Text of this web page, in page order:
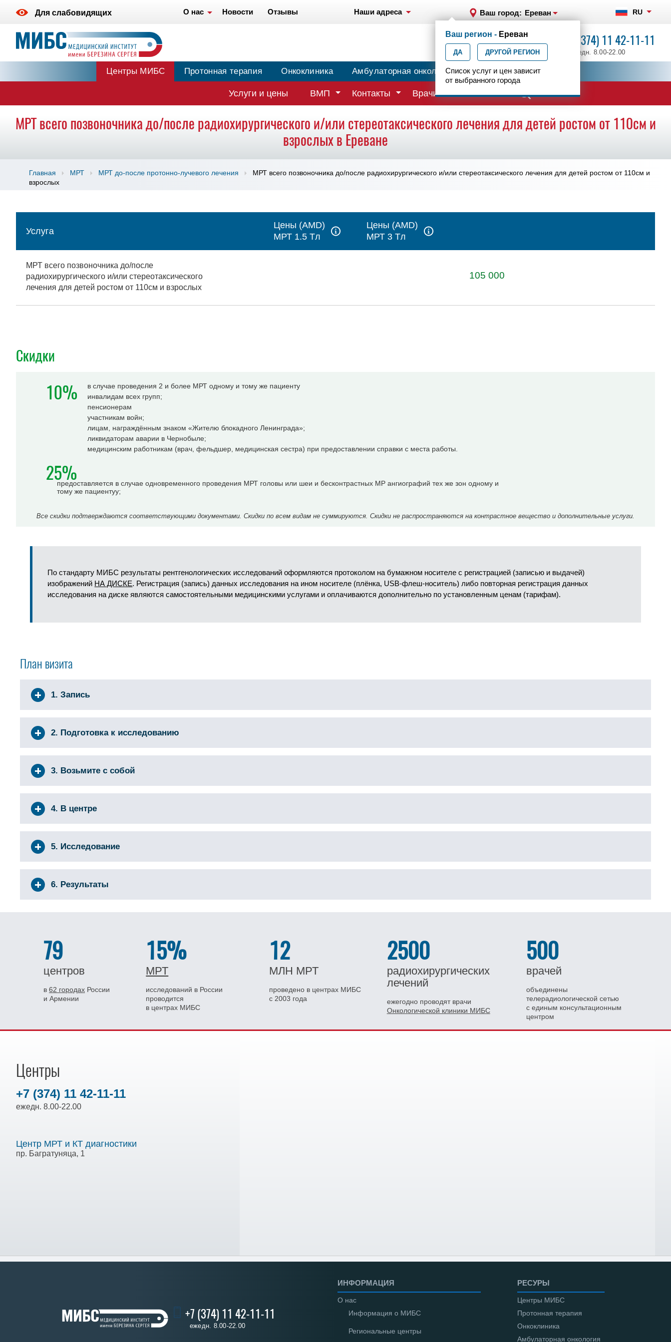
Для слабовидящих О нас Новости Отзывы Наши адреса Ваш город: Ереван RU
+7 (374) 11 42-11-11
ежедн. 8.00-22.00
Ваш регион - Ереван
ДА ДРУГОЙ РЕГИОН
Список услуг и цен зависит
от выбранного города
Центры МИБС Протонная терапия Онкоклиника Амбулаторная онкология Центр эпилептологии
Услуги и цены ВМП Контакты Врачи
МРТ всего позвоночника до/после радиохирургического и/или стереотаксического лечения для детей ростом от 110см и
взрослых в Ереване
Главная МРТ МРТ до-после протонно-лучевого лечения
МРТ всего позвоночника до/после радиохирургического и/или стереотаксического лечения для детей ростом от 110см и
взрослых
Услуга
Цены (AMD)
МРТ 1.5 Tл
Цены (AMD)
МРТ 3 Tл
МРТ всего позвоночника до/после
радиохирургического и/или стереотаксического
лечения для детей ростом от 110см и взрослых
105 000
Скидки
10%
в случае проведения 2 и более МРТ одному и тому же пациенту
инвалидам всех групп;
пенсионерам
участникам войн;
лицам, награждённым знаком «Жителю блокадного Ленинграда»;
ликвидаторам аварии в Чернобыле;
медицинским работникам (врач, фельдшер, медицинская сестра) при предоставлении справки с места работы.
25%
предоставляется в случае одновременного проведения МРТ головы или шеи и бесконтрастных МР ангиографий тех же зон одному и
тому же пациентуу;
Все скидки подтверждаются соответствующими документами. Скидки по всем видам не суммируются. Скидки не распространяются на контрастное вещество и дополнительные услуги.
По стандарту МИБС результаты рентгенологических исследований оформляются протоколом на бумажном носителе с регистрацией (записью и выдачей)
изображений НА ДИСКЕ. Регистрация (запись) данных исследования на ином носителе (плёнка, USB-флеш-носитель) либо повторная регистрация данных
исследования на диске являются самостоятельными медицинскими услугами и оплачиваются дополнительно по установленным ценам (тарифам).
План визита
1. Запись
2. Подготовка к исследованию
3. Возьмите с собой
4. В центре
5. Исследование
6. Результаты
79
центров
в 62 городах России
и Армении
15%
МРТ
исследований в России
проводится
в центрах МИБС
12
МЛН МРТ
проведено в центрах МИБС
с 2003 года
2500
радиохирургических
лечений
ежегодно проводят врачи
Онкологической клиники МИБС
500
врачей
объединены
телерадиологической сетью
с единым консультационным
центром
Центры
+7 (374) 11 42-11-11
ежедн. 8.00-22.00
Центр МРТ и КТ диагностики
пр. Багратуняца, 1
+7 (374) 11 42-11-11
ежедн. 8.00-22.00
ИНФОРМАЦИЯ
О нас
Информация о МИБС
Региональные центры
РЕСУРЫ
Центры МИБС
Протонная терапия
Онкоклиника
Амбулаторная онкология